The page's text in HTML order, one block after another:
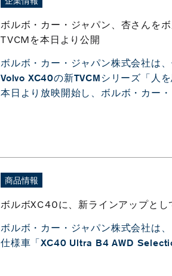
ボルボ・カー・ジャパン、杏さんを
TVCMを本日より公開
ボルボ・カー・ジャパン株式会社は
Volvo XC40の新TVCMシリーズ「人
本日より放映開始し、ボルボ・カー
商品情報
ボルボXC40に、新ラインアップと
ボルボ・カー・ジャパン株式会社は
仕様車「XC40 Ultra B4 AWD